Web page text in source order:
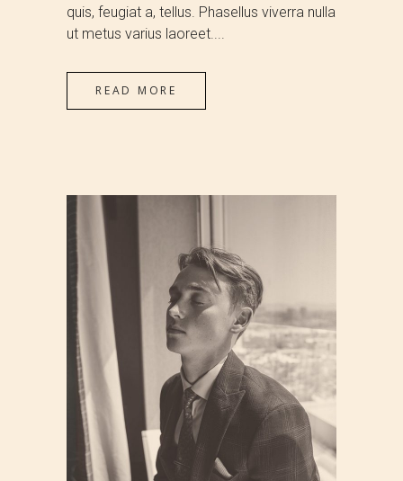
quis, feugiat a, tellus. Phasellus viverra nulla
ut metus varius laoreet....
READ MORE